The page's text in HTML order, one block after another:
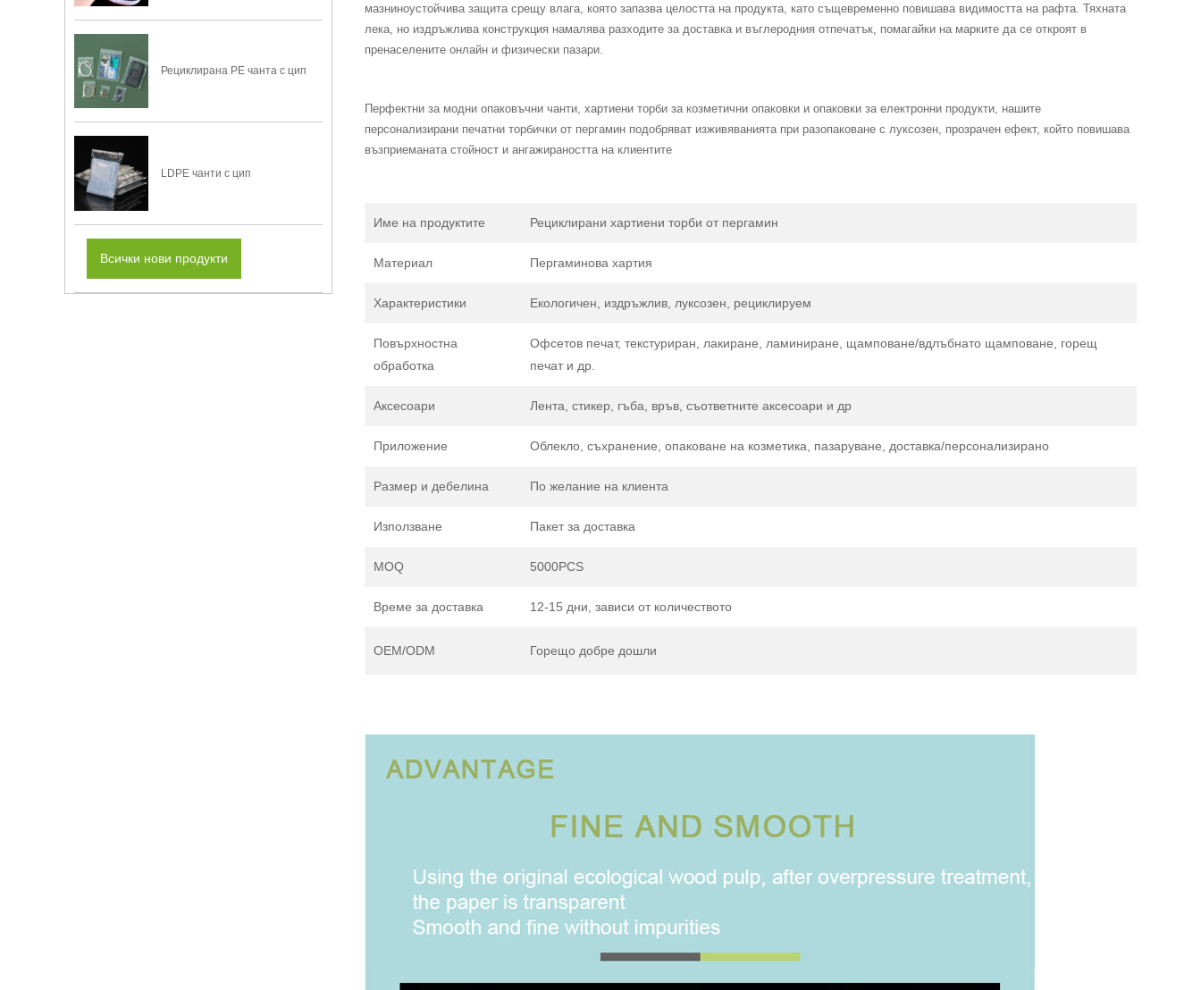
Рециклирана PE чанта с цип
LDPE чанти с цип
Всички нови продукти
мазниноустойчива защита срещу влага, която запазва целостта на продукта, като същевременно повишава видимостта на рафта. Тяхната
лека, но издръжлива конструкция намалява разходите за доставка и въглеродния отпечатък, помагайки на марките да се откроят в
пренаселените онлайн и физически пазари.
Перфектни за модни опаковъчни чанти, хартиени торби за козметични опаковки и опаковки за електронни продукти, нашите
персонализирани печатни торбички от пергамин подобряват изживяванията при разопаковане с луксозен, прозрачен ефект, който повишава
възприеманата стойност и ангажираността на клиентите
Име на продуктите Рециклирани хартиени торби от пергамин
Материал Пергаминова хартия
Характеристики Екологичен, издръжлив, луксозен, рециклируем
Повърхностна
обработка
Офсетов печат, текстуриран, лакиране, ламиниране, щамповане/вдлъбнато щамповане, горещ
печат и др.
Аксесоари Лента, стикер, гъба, връв, съответните аксесоари и др
Приложение Облекло, съхранение, опаковане на козметика, пазаруване, доставка/персонализирано
Размер и дебелина По желание на клиента
Използване Пакет за доставка
MOQ 5000PCS
Време за доставка 12-15 дни, зависи от количеството
OEM/ODM Горещо добре дошли